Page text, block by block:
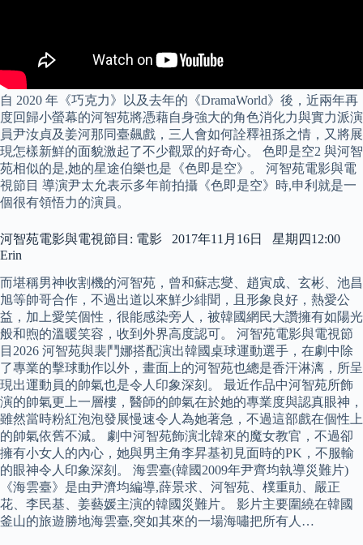
自 2020 年《巧克力》以及去年的《DramaWorld》後，近兩年再
度回歸小螢幕的河智苑將憑藉自身強大的角色消化力與實力派演
員尹汝貞及姜河那同臺飆戲，三人會如何詮釋祖孫之情，又將展
現怎樣新鮮的面貌激起了不少觀眾的好奇心。 色即是空2 與河智
苑相似的是,她的星途伯樂也是《色即是空》。 河智苑電影與電
視節目 導演尹太允表示多年前拍攝《色即是空》時,申利就是一
個很有領悟力的演員。
河智苑電影與電視節目: 電影 2017年11月16日 星期四12:00
Erin
而堪稱男神收割機的河智苑，曾和蘇志燮、趙寅成、玄彬、池昌
旭等帥哥合作，不過出道以來鮮少緋聞，且形象良好，熱愛公
益，加上愛笑個性，很能感染旁人，被韓國網民大讚擁有如陽光
般和煦的溫暖笑容，收到外界高度認可。 河智苑電影與電視節
目2026 河智苑與裴鬥娜搭配演出韓國桌球運動選手，在劇中除
了專業的擊球動作以外，畫面上的河智苑也總是香汗淋漓，所呈
現出運動員的帥氣也是令人印象深刻。 最近作品中河智苑所飾
演的帥氣更上一層樓，醫師的帥氣在於她的專業度與認真眼神，
雖然當時粉紅泡泡發展慢速令人為她著急，不過這部戲在個性上
的帥氣依舊不減。 劇中河智苑飾演北韓來的魔女教官，不過卻
擁有小女人的內心，她與男主角李昇基初見面時的PK，不服輸
的眼神令人印象深刻。 海雲臺(韓國2009年尹齊均執導災難片)
《海雲臺》是由尹濟均編導,薛景求、河智苑、樸重勛、嚴正
花、李民基、姜藝媛主演的韓國災難片。 影片主要圍繞在韓國
釜山的旅遊勝地海雲臺,突如其來的一場海嘯把所有人…